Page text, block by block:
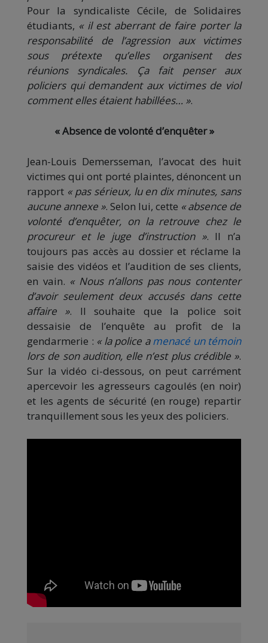
Pour la syndicaliste Cécile, de Solidaires
étudiants, « il est aberrant de faire porter la
responsabilité de l’agression aux victimes
sous prétexte qu’elles organisent des
réunions syndicales. Ça fait penser aux
policiers qui demandent aux victimes de viol
comment elles étaient habillées… ».
« Absence de volonté d’enquêter »
Jean-Louis Demersseman, l’avocat des huit
victimes qui ont porté plaintes, dénoncent un
rapport « pas sérieux, lu en dix minutes, sans
aucune annexe ». Selon lui, cette « absence de
volonté d’enquêter, on la retrouve chez le
procureur et le juge d’instruction ». Il n’a
toujours pas accès au dossier et réclame la
saisie des vidéos et l’audition de ses clients,
en vain. « Nous n’allons pas nous contenter
d’avoir seulement deux accusés dans cette
affaire ». Il souhaite que la police soit
dessaisie de l’enquête au profit de la
gendarmerie : « la police amenacé un témoin
lors de son audition, elle n’est plus crédible ».
Sur la vidéo ci-dessous, on peut carrément
apercevoir les agresseurs cagoulés (en noir)
et les agents de sécurité (en rouge) repartir
tranquillement sous les yeux des policiers.